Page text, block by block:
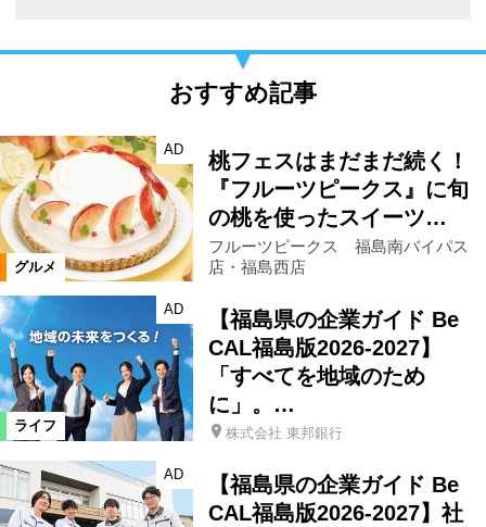
おすすめ記事
グルメ
AD
桃フェスはまだまだ続く！
『フルーツピークス』に旬
の桃を使ったスイーツ…
フルーツピークス 福島南バイパス
店・福島西店
ライフ
AD
【福島県の企業ガイド Be
CAL福島版2026-2027】
「すべてを地域のため
に」。…
株式会社 東邦銀行
AD
【福島県の企業ガイド Be
CAL福島版2026-2027】社